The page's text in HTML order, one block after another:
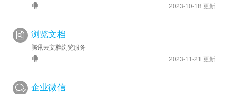
2023-10-18 更新
浏览文档
腾讯云文档浏览服务
2023-11-21 更新
企业微信